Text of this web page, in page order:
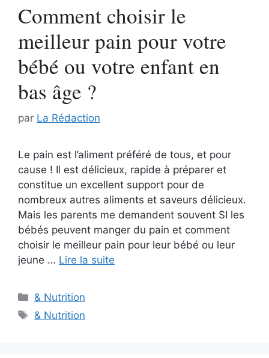
Comment choisir le
meilleur pain pour votre
bébé ou votre enfant en
bas âge ?
par La Rédaction
Le pain est l’aliment préféré de tous, et pour
cause ! Il est délicieux, rapide à préparer et
constitue un excellent support pour de
nombreux autres aliments et saveurs délicieux.
Mais les parents me demandent souvent SI les
bébés peuvent manger du pain et comment
choisir le meilleur pain pour leur bébé ou leur
jeune … Lire la suite
Catégories
& Nutrition
Étiquettes
& Nutrition